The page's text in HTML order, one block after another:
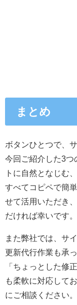
まとめ
ボタンひとつで、
今回ご紹介した3つ
トに自然となじむ
すべてコピペで簡
せて活用いただき
だければ幸いです。
また弊社では、サ
更新代行作業も承
「ちょっとした修
も柔軟に対応して
にご相談ください。